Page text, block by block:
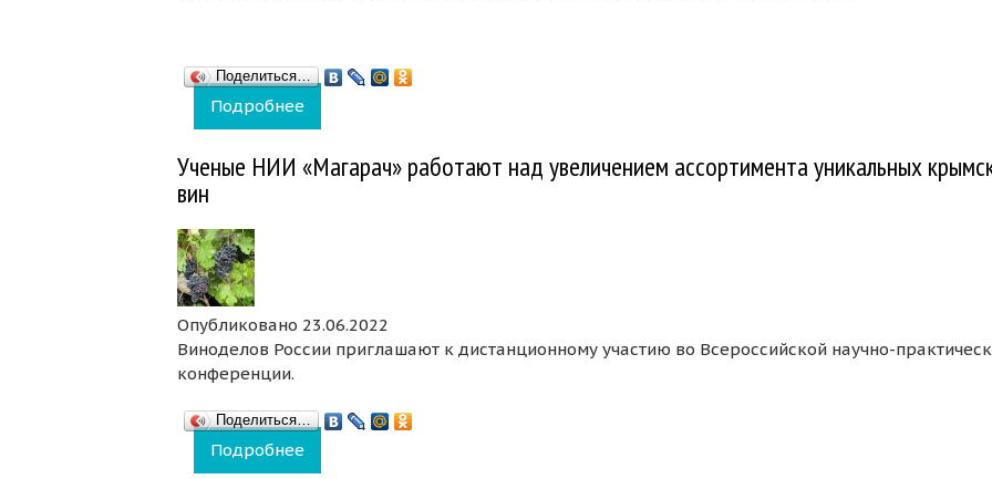
Поделиться…
Подробнее
Ученые НИИ «Магарач» работают над увеличением ассортимента уникальных
вин
Опубликовано 23.06.2022
Виноделов России приглашают к дистанционному участию во Всероссийской научно-
конференции.
Поделиться…
Подробнее